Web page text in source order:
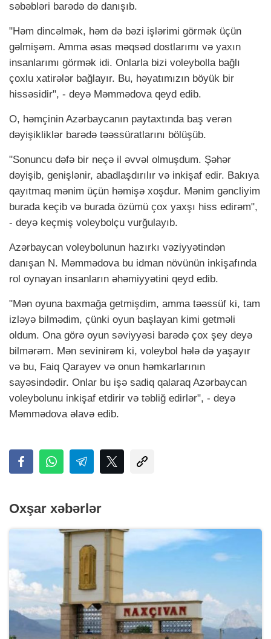
səbəbləri barədə də danışıb.
"Həm dincəlmək, həm də bəzi işlərimi görmək üçün
gəlmişəm. Amma əsas məqsəd dostlarımı və yaxın
insanlarımı görmək idi. Onlarla bizi voleybolla bağlı
çoxlu xatirələr bağlayır. Bu, həyatımızın böyük bir
hissəsidir", - deyə Məmmədova qeyd edib.
O, həmçinin Azərbaycanın paytaxtında baş verən
dəyişikliklər barədə təəssüratlarını bölüşüb.
"Sonuncu dəfə bir neçə il əvvəl olmuşdum. Şəhər
dəyişib, genişlənir, abadlaşdırılır və inkişaf edir. Bakıya
qayıtmaq mənim üçün həmişə xoşdur. Mənim gəncliyim
burada keçib və burada özümü çox yaxşı hiss edirəm",
- deyə keçmiş voleybolçu vurğulayıb.
Azərbaycan voleybolunun hazırkı vəziyyətindən
danışan N. Məmmədova bu idman növünün inkişafında
rol oynayan insanların əhəmiyyətini qeyd edib.
"Mən oyuna baxmağa getmişdim, amma təəssüf ki, tam
izləyə bilmədim, çünki oyun başlayan kimi getməli
oldum. Ona görə oyun səviyyəsi barədə çox şey deyə
bilmərəm. Mən sevinirəm ki, voleybol hələ də yaşayır
və bu, Faiq Qarayev və onun həmkarlarının
sayəsindədir. Onlar bu işə sadiq qalaraq Azərbaycan
voleybolunu inkişaf etdirir və təbliğ edirlər", - deyə
Məmmədova əlavə edib.
Oxşar xəbərlər